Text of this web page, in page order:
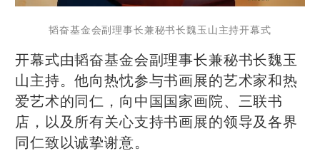
韬奋基金会副理事长兼秘书长魏玉山主持开幕式
开幕式由韬奋基金会副理事长兼秘书长魏玉
山主持。他向热忱参与书画展的艺术家和热
爱艺术的同仁，向中国国家画院、三联书
店，以及所有关心支持书画展的领导及各界
同仁致以诚挚谢意。